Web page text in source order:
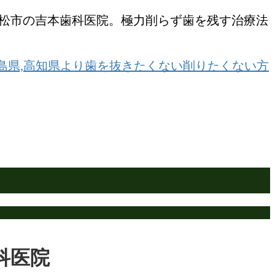
市の吉本歯科医院。極力削らず歯を残す治療法
医院